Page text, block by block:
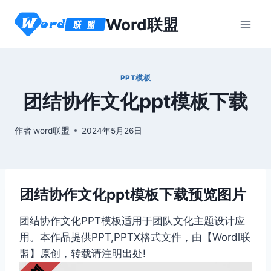
Word联盟
PPT模板
团结协作文化ppt模板下载
作者word联盟 2024年5月26日
团结协作文化ppt模板下载预览图片
团结协作文化PPT模板适用于团队文化主题设计应
用。本作品提供PPT,PPTX格式文件，由【Wordl联
盟】原创，转载请注明出处!